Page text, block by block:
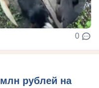
0
рублей на